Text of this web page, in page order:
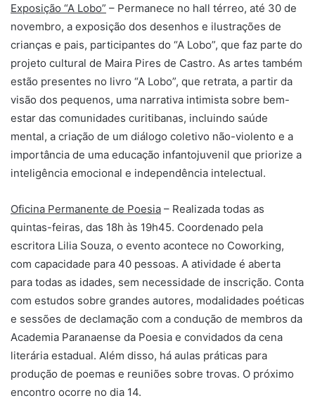
Exposição “A Lobo” – Permanece no hall térreo, até 30 de
novembro, a exposição dos desenhos e ilustrações de
crianças e pais, participantes do “A Lobo”, que faz parte do
projeto cultural de Maira Pires de Castro. As artes também
estão presentes no livro “A Lobo”, que retrata, a partir da
visão dos pequenos, uma narrativa intimista sobre bem-
estar das comunidades curitibanas, incluindo saúde
mental, a criação de um diálogo coletivo não-violento e a
importância de uma educação infantojuvenil que priorize a
inteligência emocional e independência intelectual.
Oficina Permanente de Poesia – Realizada todas as
quintas-feiras, das 18h às 19h45. Coordenado pela
escritora Lilia Souza, o evento acontece no Coworking,
com capacidade para 40 pessoas. A atividade é aberta
para todas as idades, sem necessidade de inscrição. Conta
com estudos sobre grandes autores, modalidades poéticas
e sessões de declamação com a condução de membros da
Academia Paranaense da Poesia e convidados da cena
literária estadual. Além disso, há aulas práticas para
produção de poemas e reuniões sobre trovas. O próximo
encontro ocorre no dia 14.